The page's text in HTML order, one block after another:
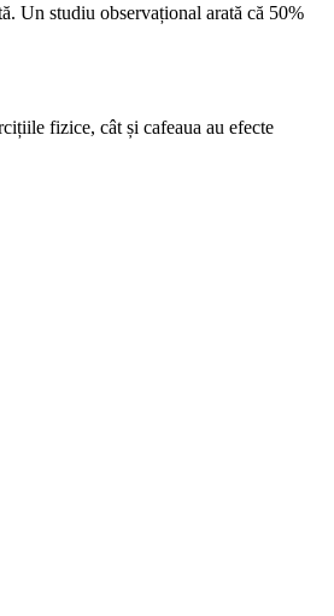
Un studiu observațional arată că 50%
fizice, cât și cafeaua au efecte